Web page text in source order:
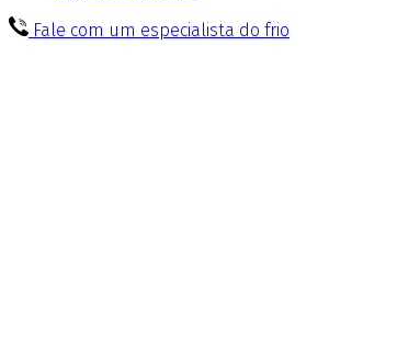
Fale com um especialista do frio